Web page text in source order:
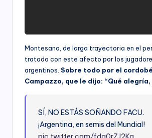
Montesano, de larga trayectoria en el
tratado con este afecto por los
argentinos. Sobre todo por el
Campazzo, que le dijo: “Qué alegría,
SÍ, NO ESTÁS SOÑANDO FACU.
¡Argentina, en semis del Mundial!